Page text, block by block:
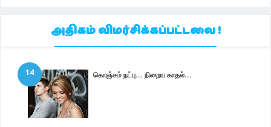
அதிகம் விமர்சிக்கப்பட்டவை !
கொஞ்சம் நட்பு... நிறைய காதல்...
14